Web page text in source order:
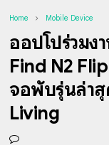
Home Mobile Device
ออปโป้ร่วมง
Find N2
จอพับรุ่นล่า
Living